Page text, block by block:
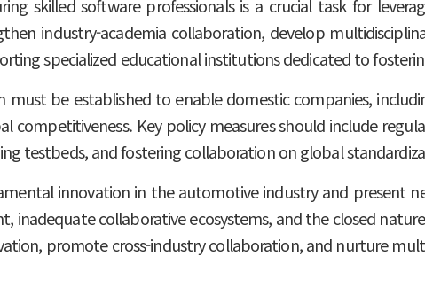
skilled software professionals is a crucial task for
industry-academia collaboration, develop
specialized educational institutions dedicated to
must be established to enable domestic companies,
competitiveness. Key policy measures should include
testbeds, and fostering collaboration on global
innovation in the automotive industry and present
inadequate collaborative ecosystems, and the closed
promote cross-industry collaboration, and nurture